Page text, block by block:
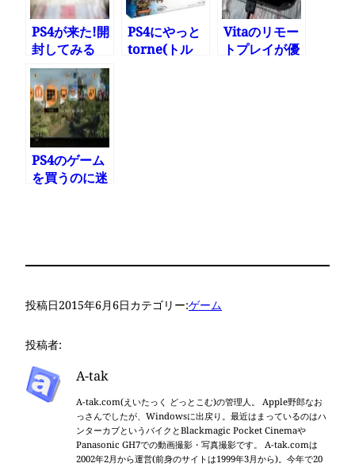
PS4が来た!開
封してみる
PS4にやっと
torne(トル
Vitaのリモー
トプレイが優
PS4のゲーム
を買うのに迷
投稿日2015年6月6日カテゴリー:ゲーム
投稿者:
A-tak
A-tak.com(えいたっく どっとこむ)の管理人。 Apple野郎なお
っさんでしたが、Windowsに出戻り。最近はまっているのはハ
ンターカブというバイクとBlackmagic Pocket Cinemaや
Panasonic GH7での動画撮影・写真撮影です。 A-tak.comは
2002年2月から運営(前身のサイトは1999年3月から)。今年で20